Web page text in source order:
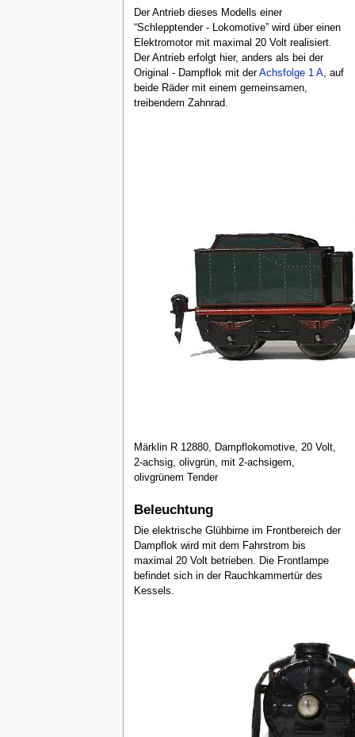
Der Antrieb dieses Modells einer
“Schlepptender - Lokomotive” wird über einen
Elektromotor mit maximal 20 Volt realisiert.
Der Antrieb erfolgt hier, anders als bei der
Original - Dampflok mit derAchsfolge 1 A, auf
beide Räder mit einem gemeinsamen,
treibendem Zahnrad.
Märklin R 12880, Dampflokomotive, 20 Volt,
2-achsig, olivgrün, mit 2-achsigem,
olivgrünem Tender
Beleuchtung
Die elektrische Glühbirne im Frontbereich der
Dampflok wird mit dem Fahrstrom bis
maximal 20 Volt betrieben. Die Frontlampe
befindet sich in der Rauchkammertür des
Kessels.